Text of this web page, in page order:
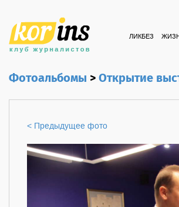
ЛИКБЕЗ
Фотоальбомы>Открытие
< Предыдущее фото